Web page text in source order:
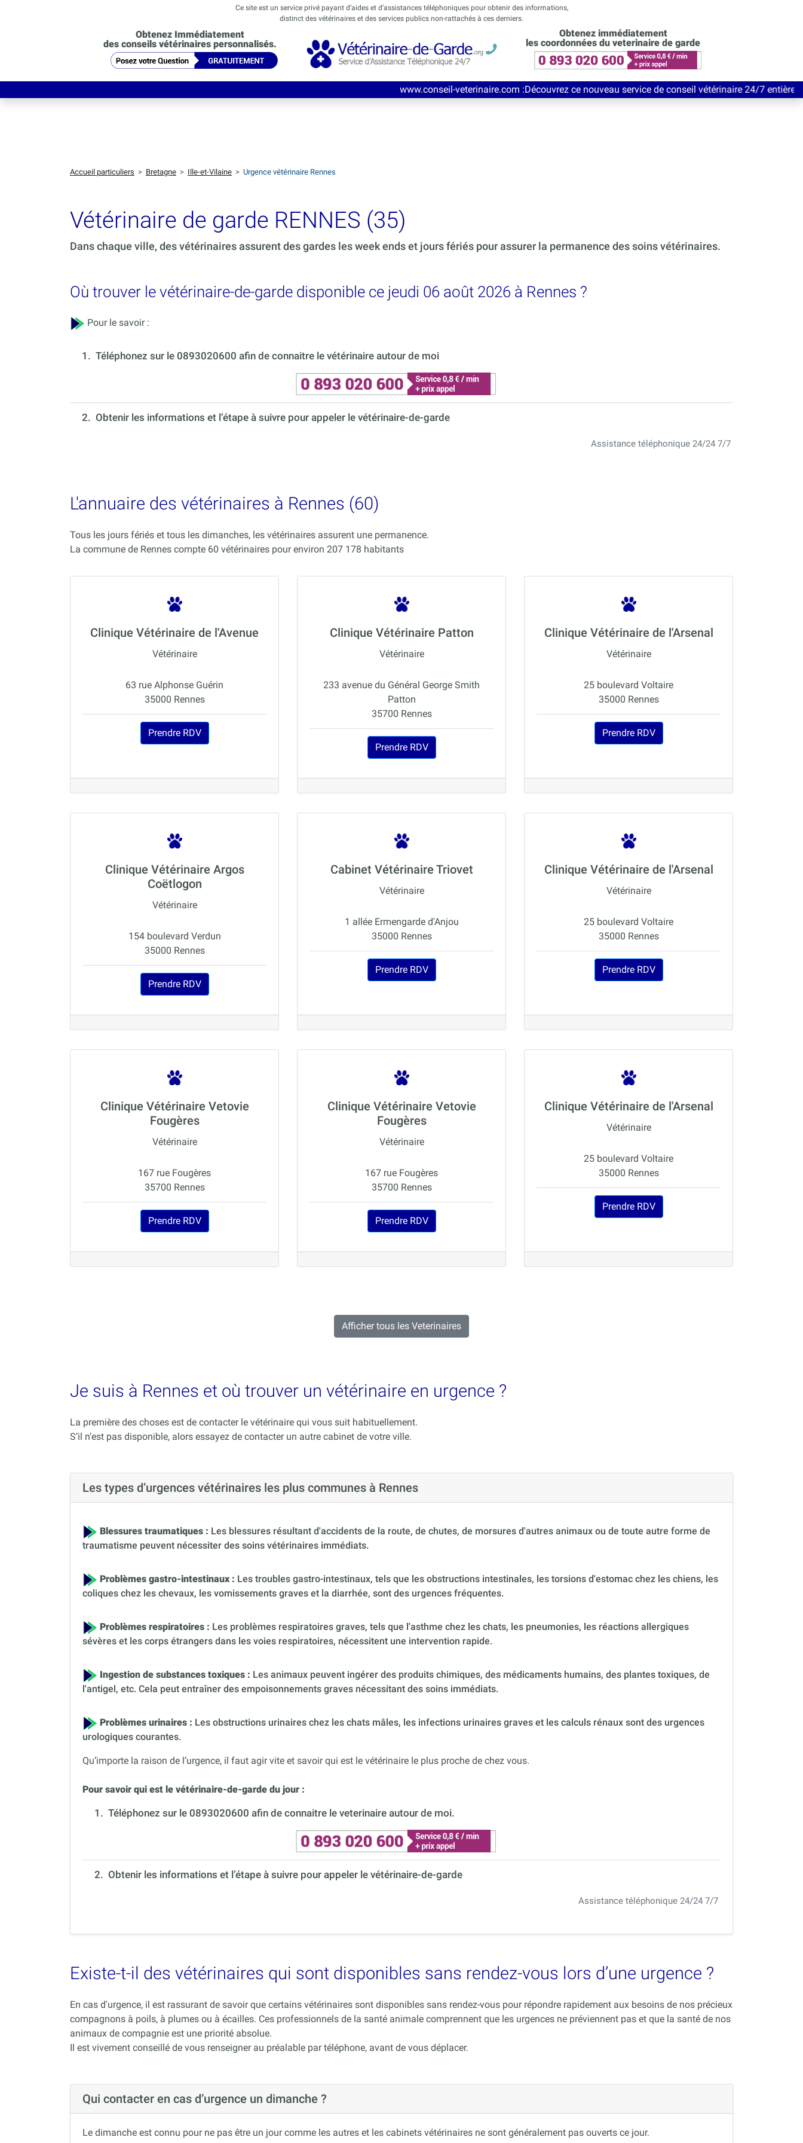
Ce site est un service privé payant d’aides et d’assistances téléphoniques pour obtenir des informations,
distinct des vétérinaires et des services publics non-rattachés à ces derniers.
Obtenez Immédiatement
des conseils vétérinaires personnalisés.
Obtenez immédiatement
les coordonnées du veterinaire de garde
www.conseil-veterinaire.com:Découvrez ce nouveau service de conseil vétérinaire 24/7 entièrement Gratuit
Accueil particuliers > Bretagne > Ille-et-Vilaine > Urgence vétérinaire Rennes
Vétérinaire de garde RENNES (35)
Dans chaque ville, des vétérinaires assurent des gardes les week ends et jours fériés pour assurer la permanence des soins vétérinaires.
Où trouver le vétérinaire-de-garde disponible ce jeudi 06 août 2026 à Rennes ?
Pour le savoir :
1. Téléphonez sur le 0893020600 afin de connaitre le vétérinaire autour de moi
2. Obtenir les informations et l’étape à suivre pour appeler le vétérinaire-de-garde
Assistance téléphonique 24/24 7/7
L'annuaire des vétérinaires à Rennes (60)
Tous les jours fériés et tous les dimanches, les vétérinaires assurent une permanence.
La commune de Rennes compte 60 vétérinaires pour environ 207 178 habitants
Clinique Vétérinaire de l'Avenue
Vétérinaire
63 rue Alphonse Guérin
35000 Rennes
Prendre RDV
Clinique Vétérinaire Patton
Vétérinaire
233 avenue du Général George Smith
Patton
35700 Rennes
Prendre RDV
Clinique Vétérinaire de l'Arsenal
Vétérinaire
25 boulevard Voltaire
35000 Rennes
Prendre RDV
Clinique Vétérinaire Argos
Coëtlogon
Vétérinaire
154 boulevard Verdun
35000 Rennes
Prendre RDV
Cabinet Vétérinaire Triovet
Vétérinaire
1 allée Ermengarde d'Anjou
35000 Rennes
Prendre RDV
Clinique Vétérinaire de l'Arsenal
Vétérinaire
25 boulevard Voltaire
35000 Rennes
Prendre RDV
Clinique Vétérinaire Vetovie
Fougères
Vétérinaire
167 rue Fougères
35700 Rennes
Prendre RDV
Clinique Vétérinaire Vetovie
Fougères
Vétérinaire
167 rue Fougères
35700 Rennes
Prendre RDV
Clinique Vétérinaire de l'Arsenal
Vétérinaire
25 boulevard Voltaire
35000 Rennes
Prendre RDV
Afficher tous les Veterinaires
Je suis à Rennes et où trouver un vétérinaire en urgence ?
La première des choses est de contacter le vétérinaire qui vous suit habituellement.
S’il n’est pas disponible, alors essayez de contacter un autre cabinet de votre ville.
Les types d’urgences vétérinaires les plus communes à Rennes
Blessures traumatiques : Les blessures résultant d'accidents de la route, de chutes, de morsures d'autres animaux ou de toute autre forme de
traumatisme peuvent nécessiter des soins vétérinaires immédiats.
Problèmes gastro-intestinaux : Les troubles gastro-intestinaux, tels que les obstructions intestinales, les torsions d'estomac chez les chiens, les
coliques chez les chevaux, les vomissements graves et la diarrhée, sont des urgences fréquentes.
Problèmes respiratoires : Les problèmes respiratoires graves, tels que l'asthme chez les chats, les pneumonies, les réactions allergiques
sévères et les corps étrangers dans les voies respiratoires, nécessitent une intervention rapide.
Ingestion de substances toxiques : Les animaux peuvent ingérer des produits chimiques, des médicaments humains, des plantes toxiques, de
l'antigel, etc. Cela peut entraîner des empoisonnements graves nécessitant des soins immédiats.
Problèmes urinaires : Les obstructions urinaires chez les chats mâles, les infections urinaires graves et les calculs rénaux sont des urgences
urologiques courantes.
Qu’importe la raison de l’urgence, il faut agir vite et savoir qui est le vétérinaire le plus proche de chez vous.
Pour savoir qui est le vétérinaire-de-garde du jour :
1. Téléphonez sur le 0893020600 afin de connaitre le veterinaire autour de moi.
2. Obtenir les informations et l’étape à suivre pour appeler le vétérinaire-de-garde
Assistance téléphonique 24/24 7/7
Existe-t-il des vétérinaires qui sont disponibles sans rendez-vous lors d’une urgence ?
En cas d'urgence, il est rassurant de savoir que certains vétérinaires sont disponibles sans rendez-vous pour répondre rapidement aux besoins de nos précieux
compagnons à poils, à plumes ou à écailles. Ces professionnels de la santé animale comprennent que les urgences ne préviennent pas et que la santé de nos
animaux de compagnie est une priorité absolue.
Il est vivement conseillé de vous renseigner au préalable par téléphone, avant de vous déplacer.
Qui contacter en cas d’urgence un dimanche ?
Le dimanche est connu pour ne pas être un jour comme les autres et les cabinets vétérinaires ne sont généralement pas ouverts ce jour.